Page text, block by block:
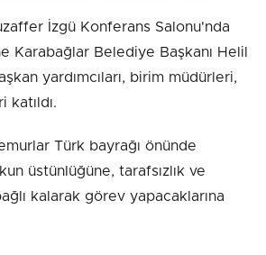
İzgü Konferans Salonu'nda
Karabağlar Belediye Başkanı Helil
yardımcıları, birim müdürleri,
katıldı.
Türk bayrağı önünde
üstünlüğüne, tarafsızlık ve
kalarak görev yapacaklarına